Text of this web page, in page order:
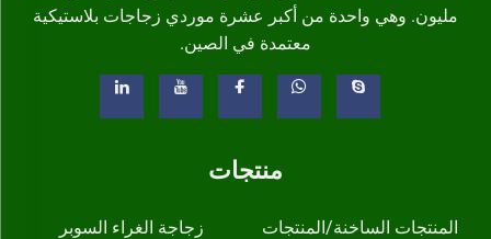
مليون. وهي واحدة من أكبر عشرة موردي زجاجات بلاستيكية
معتمدة في الصين.
منتجات
المنتجات الساخنة/المنتجات
زجاجة الغراء السوبر